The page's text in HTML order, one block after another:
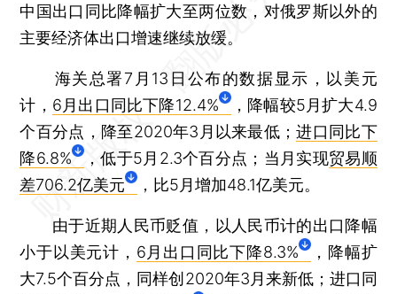
中国出口同比降幅扩大至两位数，对俄罗斯以外的
主要经济体出口增速继续放缓。
海关总署7月13日公布的数据显示，以美元
计， 6月出口同比下降12.4%
，降幅较5月扩大4.9
个百分点，降至2020年3月以来最低；进口同比下
降6.8%
，低于5月2.3个百分点；当月实现贸易顺
差706.2亿美元
，比5月增加48.1亿美元。
由于近期人民币贬值，以人民币计的出口降幅
小于以美元计， 6月出口同比下降8.3%
，降幅扩
大7.5个百分点，同样创2020年3月来新低；进口同